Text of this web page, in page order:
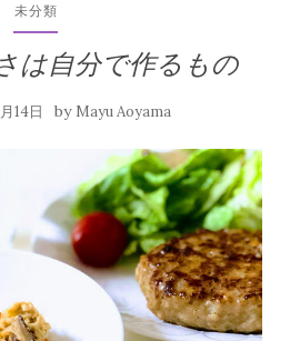
未分類
は自分で作るもの
14日 by Mayu Aoyama